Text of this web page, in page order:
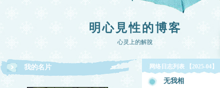
明心見性的博客
心灵上的解脫
我的名片 网络日志列表 【2025-04】
无我相